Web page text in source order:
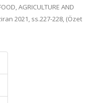
AGRICULTURE AND
2021, ss.227-228, (Özet